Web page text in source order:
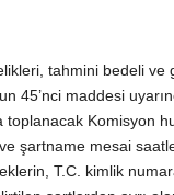
tahmini bedeli ve
45’nci maddesi
toplanacak Komisyon
şartname mesai
T.C. kimlik